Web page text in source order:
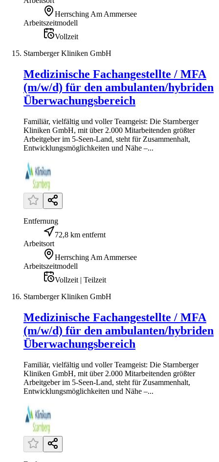
Herrsching Am Ammersee
Arbeitszeitmodell
Vollzeit
Starnberger Kliniken GmbH
Medizinische Fachangestellte / MFA
(m/w/d) für den ambulanten/hybriden
Überwachungsbereich
Familiär, vielfältig und voller Teamgeist: Die Starnberger
Kliniken GmbH, mit über 2.000 Mitarbeitenden größter
Arbeitgeber im 5-Seen-Land, steht für Zusammenhalt,
Entwicklungsmöglichkeiten und Nähe –...
Entfernung
72,8 km entfernt
Arbeitsort
Herrsching Am Ammersee
Arbeitszeitmodell
Vollzeit | Teilzeit
Starnberger Kliniken GmbH
Medizinische Fachangestellte / MFA
(m/w/d) für den ambulanten/hybriden
Überwachungsbereich
Familiär, vielfältig und voller Teamgeist: Die Starnberger
Kliniken GmbH, mit über 2.000 Mitarbeitenden größter
Arbeitgeber im 5-Seen-Land, steht für Zusammenhalt,
Entwicklungsmöglichkeiten und Nähe –...